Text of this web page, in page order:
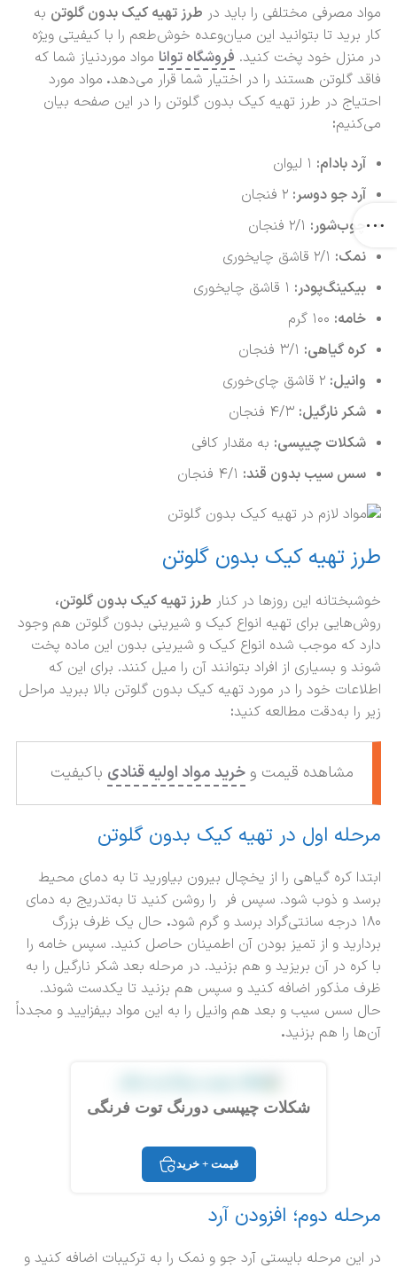
مواد مصرفی مختلفی را باید در طرز تهیه کیک بدون گلوتن به
کار برید تا بتوانید این میان‌وعده خوش‌طعم را با کیفیتی ویژه
در منزل خود پخت کنید. فروشگاه توانا مواد موردنیاز شما که
فاقد گلوتن هستند را در اختیار شما قرار می‌دهد. مواد مورد
احتیاج در طرز تهیه کیک بدون گلوتن را در این صفحه بیان
می‌کنیم:
آرد بادام:
آرد جو دوسر:
چوب‌شور:
نمک:
بیکینگ‌پودر:
خامه:
کره گیاهی:
وانیل:
شکر نارگیل:
شکلات چیپسی: به مقدار کافی
سس سیب بدون قند:
طرز تهیه کیک بدون گلوتن
خوشبختانه این روز‌ها در کنار طرز تهیه کیک بدون گلوتن،
روش‌هایی برای تهیه انواع کیک و شیرینی بدون گلوتن هم وجود
دارد که موجب شده انواع کیک و شیرینی بدون این ماده پخت
شوند و بسیاری از افراد بتوانند آن را میل کنند. برای این که
اطلاعات خود را در مورد تهیه کیک بدون گلوتن بالا ببرید مراحل
زیر را به‌دقت مطالعه کنید:
مشاهده قیمت و خرید مواد اولیه قنادی باکیفیت
مرحله اول در تهیه کیک بدون گلوتن
ابتدا کره گیاهی را از یخچال بیرون بیاورید تا به دمای محیط
برسد و ذوب شود. سپس فر را روشن کنید تا به‌تدریج به دمای
۱۸۰ درجه سانتی‌گراد برسد و گرم شود
. حال یک ظرف بزرگ
بردارید و از تمیز بودن آن اطمینان حاصل کنید. سپس خامه را
با کره در آن بریزید و هم بزنید. در مرحله بعد شکر نارگیل را به
ظرف مذکور اضافه کنید و سپس هم بزنید تا یکدست شوند.
حال سس سیب و بعد هم وانیل را به این مواد بیفزایید و مجدداً
آن‌ها را هم بزنید.
شکلات چیپسی دورنگ توت فرنگی
قیمت + خرید
مرحله دوم؛ افزودن آرد
در این مرحله بایستی آرد جو و نمک را به ترکیبات اضافه کنید و